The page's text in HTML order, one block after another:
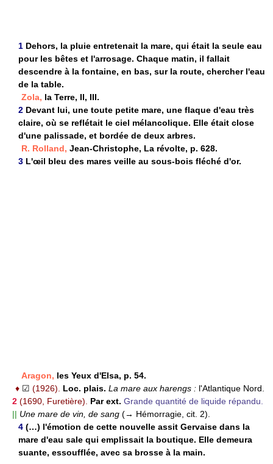
1 Dehors, la pluie entretenait la mare, qui était la seule eau
pour les bêtes et l'arrosage. Chaque matin, il fallait
descendre à la fontaine, en bas, sur la route, chercher l'eau
de la table.
Zola, la Terre, II, III.
2 Devant lui, une toute petite mare, une flaque d'eau très
claire, où se reflétait le ciel mélancolique. Elle était close
d'une palissade, et bordée de deux arbres.
R. Rolland, Jean-Christophe, La révolte, p. 628.
3 L'œil bleu des mares veille au sous-bois fléché d'or.
Aragon, les Yeux d'Elsa, p. 54.
♦ ☑ (1926). Loc. plais. La mare aux harengs : l'Atlantique Nord.
2 (1690, Furetière). Par ext. Grande quantité de liquide répandu.
|| Une mare de vin, de sang (→ Hémorragie, cit. 2).
4 (…) l'émotion de cette nouvelle assit Gervaise dans la
mare d'eau sale qui emplissait la boutique. Elle demeura
suante, essoufflée, avec sa brosse à la main.